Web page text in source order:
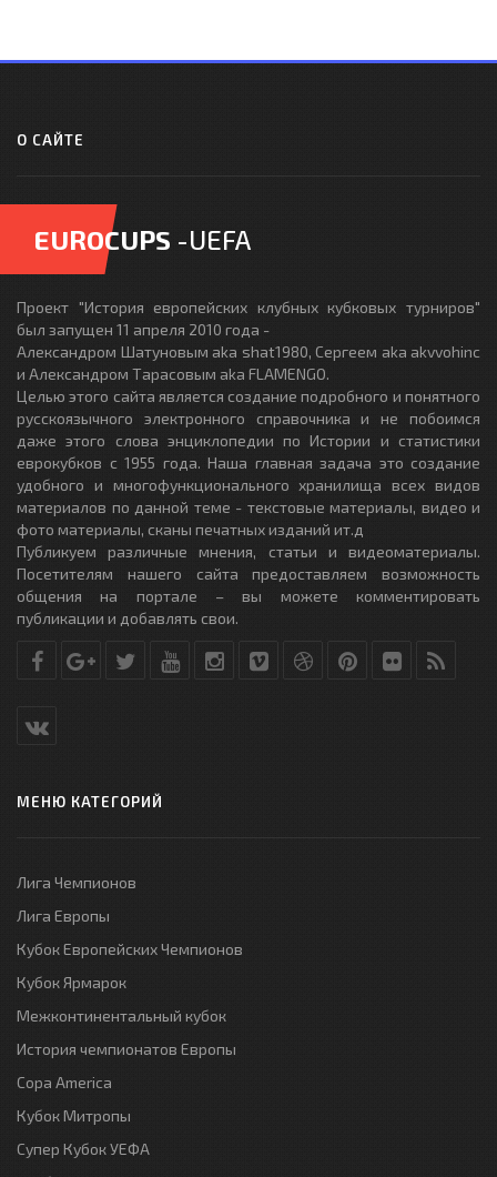
О САЙТЕ
EUROCUPS -UEFA
Проект "История европейских клубных кубковых турниров"
был запущен 11 апреля 2010 года -
Александром Шатуновым aka shat1980, Сергеем aka akvvohinc
и Александром Тарасовым aka FLAMENGO.
Целью этого сайта является создание подробного и понятного
русскоязычного электронного справочника и не побоимся
даже этого слова энциклопедии по Истории и статистики
еврокубков с 1955 года. Наша главная задача это создание
удобного и многофункционального хранилища всех видов
материалов по данной теме - текстовые материалы, видео и
фото материалы, сканы печатных изданий ит.д
Публикуем различные мнения, статьи и видеоматериалы.
Посетителям нашего сайта предоставляем возможность
общения на портале – вы можете комментировать
публикации и добавлять свои.
МЕНЮ КАТЕГОРИЙ
Лига Чемпионов
Лига Европы
Кубок Европейских Чемпионов
Кубок Ярмарок
Межконтинентальный кубок
История чемпионатов Европы
Copa America
Кубок Митропы
Супер Кубок УЕФА